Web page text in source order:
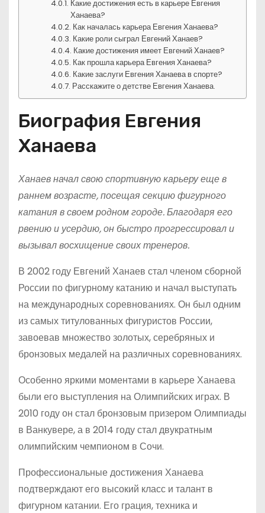
Какие достижения есть в карьере Евгения
Ханаева?
Как началась карьера Евгения Ханаева?
Какие роли сыграл Евгений Ханаев?
Какие достижения имеет Евгений Ханаев?
Как прошла карьера Евгения Ханаева?
Какие заслуги Евгения Ханаева в спорте?
Расскажите о детстве Евгения Ханаева.
Биография Евгения
Ханаева
Ханаев начал свою спортивную карьеру еще в
раннем возрасте, посещая секцию фигурного
катания в своем родном городе. Благодаря его
рвению и усердию, он быстро прогрессировал и
вызывал восхищение своих тренеров.
В 2002 году Евгений Ханаев стал членом сборной
России по фигурному катанию и начал выступать
на международных соревнованиях. Он был одним
из самых титулованных фигуристов России,
завоевав множество золотых, серебряных и
бронзовых медалей на различных соревнованиях.
Особенно яркими моментами в карьере Ханаева
были его выступления на Олимпийских играх. В
2010 году он стал бронзовым призером Олимпиады
в Ванкувере, а в 2014 году стал двукратным
олимпийским чемпионом в Сочи.
Профессиональные достижения Ханаева
подтверждают его высокий класс и талант в
фигурном катании. Его грация, техника и